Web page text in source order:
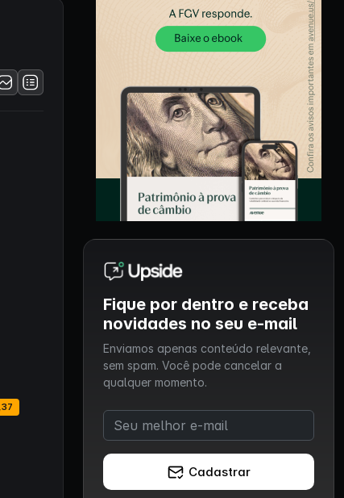
Fique por dentro e receba
novidades no seu e-mail
Enviamos apenas conteúdo relevante,
sem spam. Você pode cancelar a
qualquer momento.
Cadastrar